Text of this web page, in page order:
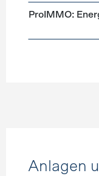
ProIMMO:
Anlagen